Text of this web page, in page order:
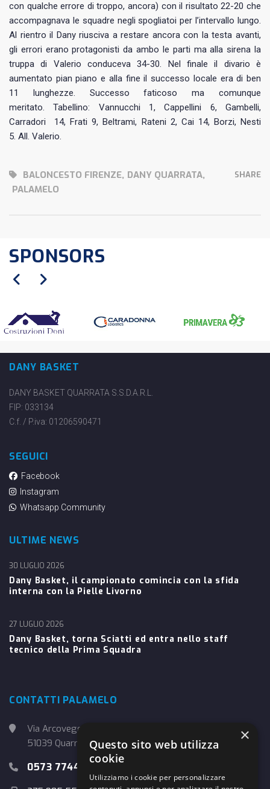
con qualche errore di troppo, ancora) con il risultato 22-20 che
accompagnava le squadre negli spogliatoi per l’intervallo lungo.
Al rientro il Dany riusciva a restare ancora con la testa avanti,
gli errori erano protagonisti da ambo le parti ma alla sirena la
truppa di Valerio conduceva 34-30. Nel finale il divario è
aumentato pian piano e alla fine il successo locale era di ben
11 lunghezze. Successo faticoso ma comunque
meritato. Tabellino: Vannucchi 1, Cappellini 6, Gambelli,
Carradori 14, Frati 9, Beltrami, Rateni 2, Cai 14, Borzi, Nesti
5. All. Valerio.
BALONCESTO FIRENZE, DANY QUARRATA,
PALAMELO
SHARE
SPONSORS
DANY BASKET
DANY BASKET QUARRATA S.S.D.A.R.L.
FIP: 033134
C.f. / P.iva: 01206590471
SEGUICI
Facebook
Instagram
Whatsapp Community
ULTIME NEWS
Dany Basket, il campionato comincia con la sfida
interna con la Pielle Livorno
30 LUGLIO 2026
Dany Basket, torna Sciatti ed entra nello staff
tecnico della Prima Squadra
27 LUGLIO 2026
CONTATTI PALAMELO
Via Arcoveggio, 4
51039 Quarrata (PT)
0573 774457
×
Questo sito web utilizza
cookie
Utilizziamo i cookie per personalizzare